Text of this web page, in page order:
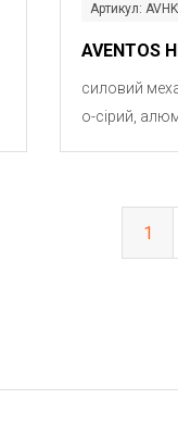
Артикул:
AVENTOS
силовий
о-сірий,
1